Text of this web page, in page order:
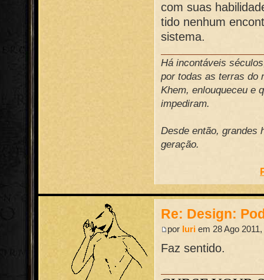
com suas
tido nenhum
sistema.
Há incontáveis
por todas as terras do
Khem, enlouqueceu e
impediram.
Desde então, grandes
geração.
Re: Design:
por Iuri em 28 Ago
Faz sentido.